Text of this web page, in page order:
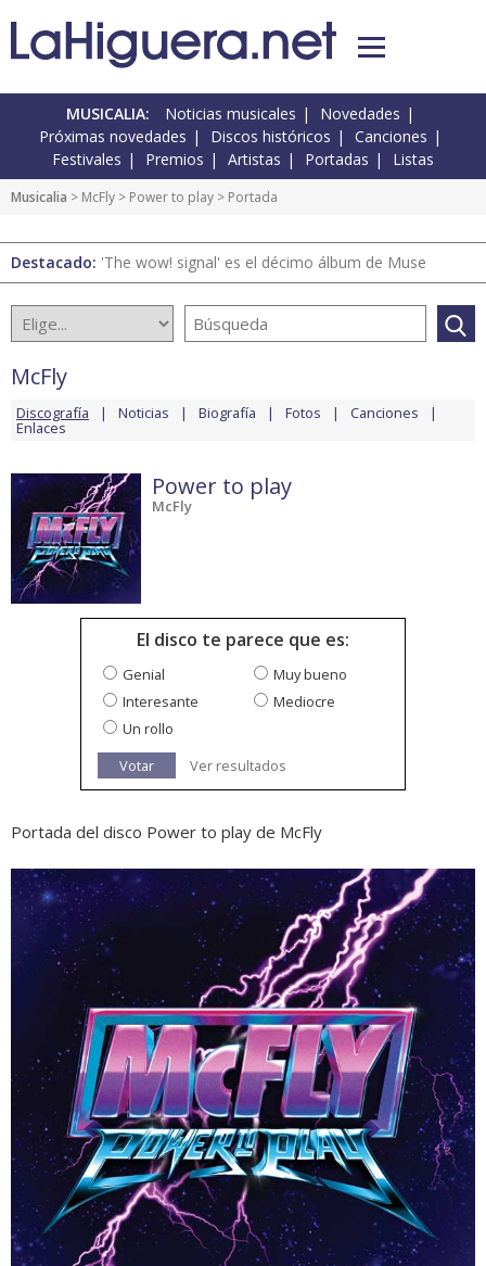
MUSICALIA: Noticias musicales
Novedades
Próximas novedades
Discos históricos
Canciones
Festivales
Premios Artistas Portadas Listas
Musicalia > McFly > Power to play > Portada
Destacado: 'The wow! signal' es el décimo álbum de Muse
McFly
Discografía Noticias Biografía Fotos Canciones
Enlaces
Power to play
McFly
El disco te parece que es:
Genial
Muy bueno
Interesante
Mediocre
Un rollo
Votar
Ver resultados
Portada del disco Power to play de McFly